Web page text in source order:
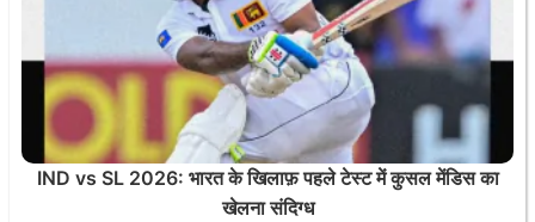
IND vs SL 2026: भारत के खिलाफ़ पहले टेस्ट में कुसल मेंडिस का
खेलना संदिग्ध